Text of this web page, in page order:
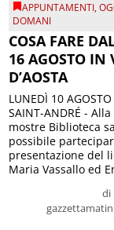
APPUNTAMENTI,
DOMANI
COSA FARE
16 AGOSTO IN
D’AOSTA
di
gazzettamatin
LUNEDÌ 10
SAINT-ANDRÉ - Alla
mostre Biblioteca
possibile
presentazione del
Maria Vassallo ed